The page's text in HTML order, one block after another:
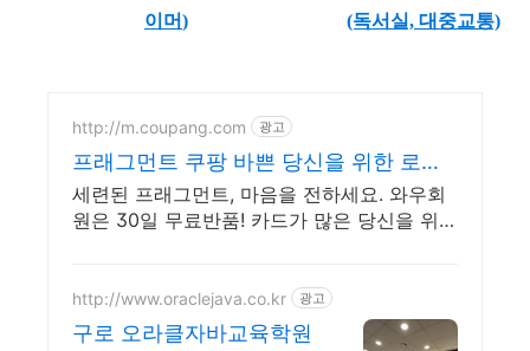
이머)
(독서실, 대중교통)
http://m.coupang.com 광고
프래그먼트 쿠팡 바쁜 당신을 위한 로켓
배송
세련된 프래그먼트, 마음을 전하세요. 와우회
원은 30일 무료반품! 카드가 많은 당신을 위
http://www.oraclejava.co.kr 광고
구로 오라클자바교육학원